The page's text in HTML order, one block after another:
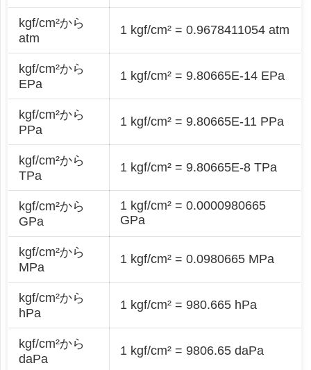
kgf/cm²から
atm
1 kgf/cm² = 0.9678411054 atm
kgf/cm²から
EPa
1 kgf/cm² = 9.80665E-14 EPa
kgf/cm²から
PPa
1 kgf/cm² = 9.80665E-11 PPa
kgf/cm²から
TPa
1 kgf/cm² = 9.80665E-8 TPa
kgf/cm²から
GPa
1 kgf/cm² = 0.0000980665
GPa
kgf/cm²から
MPa
1 kgf/cm² = 0.0980665 MPa
kgf/cm²から
hPa
1 kgf/cm² = 980.665 hPa
kgf/cm²から
daPa
1 kgf/cm² = 9806.65 daPa